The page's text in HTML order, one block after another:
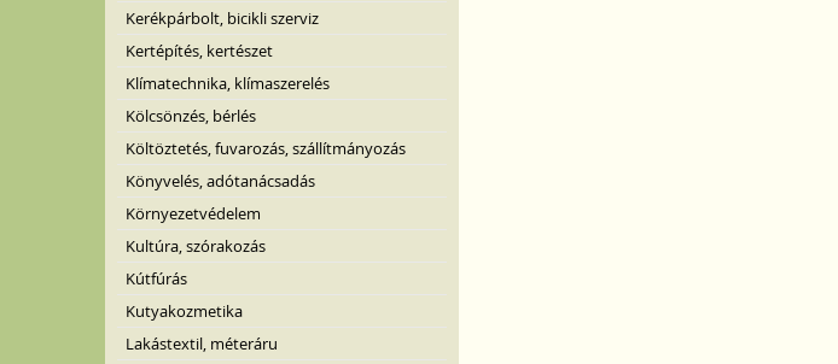
Kerékpárbolt, bicikli szerviz
Kertépítés, kertészet
Klímatechnika, klímaszerelés
Kölcsönzés, bérlés
Költöztetés, fuvarozás, szállítmányozás
Könyvelés, adótanácsadás
Környezetvédelem
Kultúra, szórakozás
Kútfúrás
Kutyakozmetika
Lakástextil, méteráru